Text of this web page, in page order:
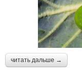
читать дальше →